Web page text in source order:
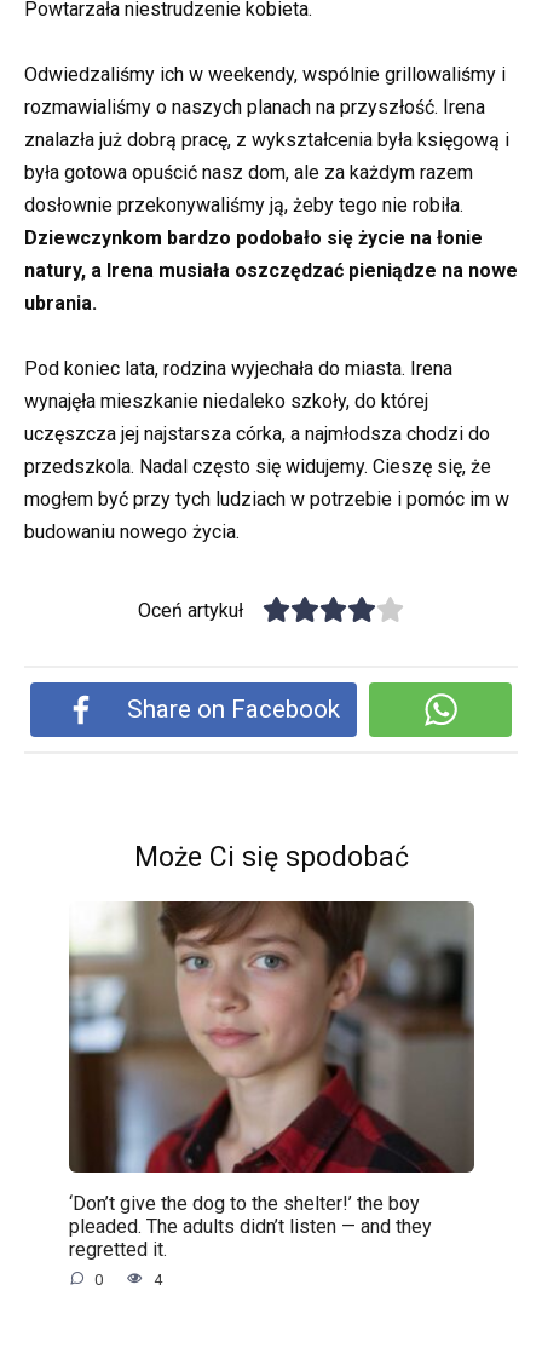
Powtarzała niestrudzenie kobieta.
Odwiedzaliśmy ich w weekendy, wspólnie grillowaliśmy i
rozmawialiśmy o naszych planach na przyszłość. Irena
znalazła już dobrą pracę, z wykształcenia była księgową i
była gotowa opuścić nasz dom, ale za każdym razem
dosłownie przekonywaliśmy ją, żeby tego nie robiła.
Dziewczynkom bardzo podobało się życie na łonie
natury, a Irena musiała oszczędzać pieniądze na nowe
ubrania.
Pod koniec lata, rodzina wyjechała do miasta. Irena
wynajęła mieszkanie niedaleko szkoły, do której
uczęszcza jej najstarsza córka, a najmłodsza chodzi do
przedszkola. Nadal często się widujemy. Cieszę się, że
mogłem być przy tych ludziach w potrzebie i pomóc im w
budowaniu nowego życia.
Oceń artykuł
Share on Facebook
Może Ci się spodobać
‘Don’t give the dog to the shelter!’ the boy
pleaded. The adults didn’t listen — and they
regretted it.
0 4